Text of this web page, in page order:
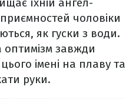
чоловіки
як гуски з води.
завжди
імені на плаву та
руки.